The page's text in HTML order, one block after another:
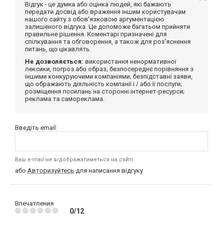
Відгук - це думка або оцінка людей, які бажають
передати досвід або враження іншим користувачам
нашого сайту з обов'язковою аргументацією
залишеного відгука. Це допоможе багатьом прийняти
правильне рішення. Коментарі призначені для
спілкування та обговорення, а також для роз'яснення
питань, що цікавлять.
Не дозволяється: використання ненормативної
лексики, погроз або образ; безпосереднє порівняння з
іншими конкуруючими компаніями; безпідставні заяви,
що ображають діяльність компанії і / або її послуги;
розміщення посилань на сторонні інтернет-ресурси;
реклама та самореклама.
Введіть email:
Ваш e-mail не відображатиметься на сайті
або Авторизуйтесь для написання відгуку
Впечатления
0/12